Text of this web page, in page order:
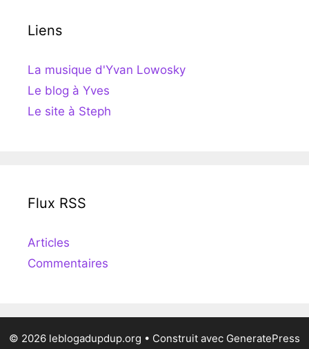
Liens
La musique d'Yvan Lowosky
Le blog à Yves
Le site à Steph
Flux RSS
Articles
Commentaires
© 2026 leblogadupdup.org • Construit avec GeneratePress